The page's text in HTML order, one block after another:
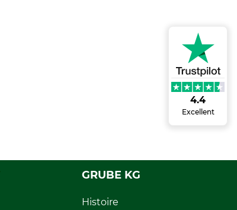
4.4
Excellent
GRUBE KG
Histoire